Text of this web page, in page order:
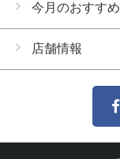
今月のおすすめ
店舗情報